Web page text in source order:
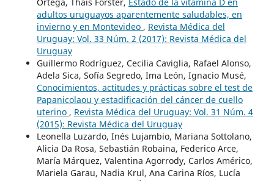
Ortega, Thaïs Forster, Estado de la vitamina D en
adultos uruguayos aparentemente saludables, en
invierno y en Montevideo , Revista Médica del
Uruguay: Vol. 33 Núm. 2 (2017): Revista Médica del
Uruguay
Guillermo Rodríguez, Cecilia Caviglia, Rafael Alonso,
Adela Sica, Sofía Segredo, Ima León, Ignacio Musé,
Conocimientos, actitudes y prácticas sobre el test de
Papanicolaou y estadificación del cáncer de cuello
uterino , Revista Médica del Uruguay: Vol. 31 Núm. 4
(2015): Revista Médica del Uruguay
Leonella Luzardo, Inés Lujambio, Mariana Sottolano,
Alicia Da Rosa, Sebastián Robaina, Federico Arce,
María Márquez, Valentina Agorrody, Carlos Américo,
Mariela Garau, Nadia Krul, Ana Carina Ríos, Lucía